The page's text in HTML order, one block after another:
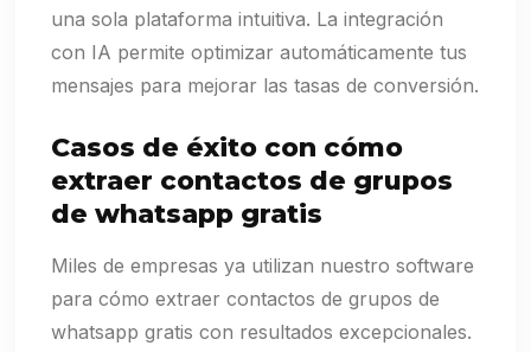
una sola plataforma intuitiva. La integración
con IA permite optimizar automáticamente tus
mensajes para mejorar las tasas de conversión.
Casos de éxito con cómo
extraer contactos de grupos
de whatsapp gratis
Miles de empresas ya utilizan nuestro software
para cómo extraer contactos de grupos de
whatsapp gratis con resultados excepcionales.